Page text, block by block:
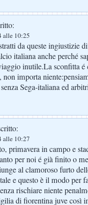
alle 10:25
da queste ingiustizie
italiana anche perché
inutile.La sconfitta é
non importa
Sega-italiana ed
alle 10:27
primavera in campo e
per noi é già finito o
al clamoroso furto
e questo è il modo per
rischiare niente
di fiorentina juve così